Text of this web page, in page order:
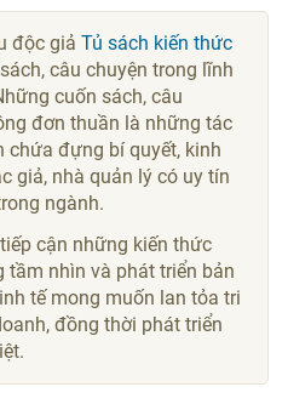
độc giảTủ sách kiến thức
câu chuyện trong lĩnh
cuốn sách, câu
đơn thuần là những tác
chứa đựng bí quyết, kinh
giả, nhà quản lý có uy tín
ngành.
cận những kiến thức
tầm nhìn và phát triển bản
tế mong muốn lan tỏa tri
đồng thời phát triển